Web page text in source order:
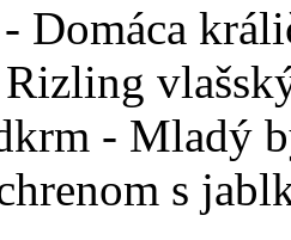
Domáca
- Mladý
s